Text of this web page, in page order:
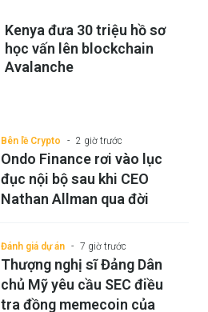
Kenya đưa 30 triệu hồ sơ
học vấn lên blockchain
Avalanche
Bên lề Crypto 2 giờ trước
Ondo Finance rơi vào lục
đục nội bộ sau khi CEO
Nathan Allman qua đời
Đánh giá dự án 7 giờ trước
Thượng nghị sĩ Đảng Dân
chủ Mỹ yêu cầu SEC điều
tra đồng memecoin của